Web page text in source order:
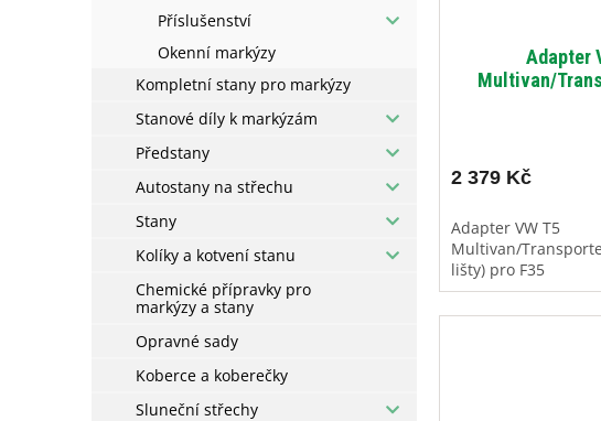
Příslušenství
Okenní markýzy
Kompletní stany pro markýzy
Stanové díly k markýzám
Předstany
Autostany na střechu
Stany
Kolíky a kotvení stanu
Chemické přípravky pro
markýzy a stany
Opravné sady
Koberce a koberečky
Sluneční střechy
Adapter
Multivan/
2 379 Kč
Adapter VW T5
Multivan/
lišty) pro F35